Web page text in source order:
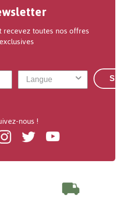
toutes nos offres
exclusives
nous !
InstagramTwitter Youtube